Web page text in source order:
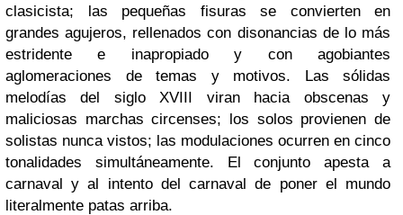
clasicista; las pequeñas fisuras se convierten en
grandes agujeros, rellenados con disonancias de lo más
estridente e inapropiado y con agobiantes
aglomeraciones de temas y motivos. Las sólidas
melodías del siglo XVIII viran hacia obscenas y
maliciosas marchas circenses; los solos provienen de
solistas nunca vistos; las modulaciones ocurren en cinco
tonalidades simultáneamente. El conjunto apesta a
carnaval y al intento del carnaval de poner el mundo
literalmente patas arriba.